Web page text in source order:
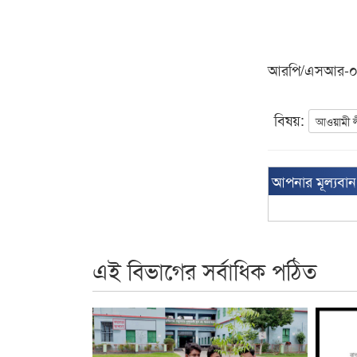
আরপি/এসআর-
বিষয়: আওয়ামী
আপনার
এই বিভাগের সর্বাধিক পঠিত